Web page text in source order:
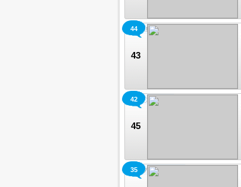
43
yaha!!!
44
45
初見〇ガチ恋〇
42
ライブ #839250071
35